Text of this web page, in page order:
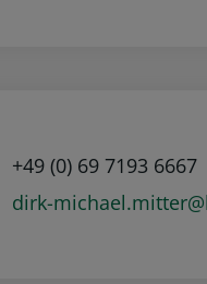
+49 (0) 69 7193 6667
dirk-